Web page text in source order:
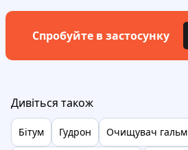
Спробуйте в застосунку
Дивіться також
Бітум Гудрон Очищувач гальм